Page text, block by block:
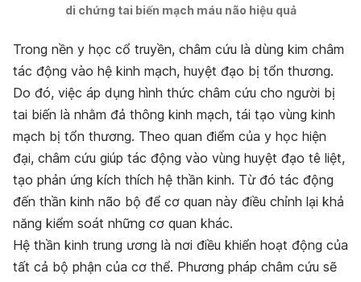
di chứng tai biến mạch máu não hiệu quả
Trong nền y học cổ truyền, châm cứu là dùng kim châm
tác động vào hệ kinh mạch, huyệt đạo bị tổn thương.
Do đó, việc áp dụng hình thức châm cứu cho người bị
tai biến là nhằm đả thông kinh mạch, tái tạo vùng kinh
mạch bị tổn thương. Theo quan điểm của y học hiện
đại, châm cứu giúp tác động vào vùng huyệt đạo tê liệt,
tạo phản ứng kích thích hệ thần kinh. Từ đó tác động
đến thần kinh não bộ để cơ quan này điều chỉnh lại khả
năng kiểm soát những cơ quan khác.
Hệ thần kinh trung ương là nơi điều khiển hoạt động của
tất cả bộ phận của cơ thể. Phương pháp châm cứu sẽ